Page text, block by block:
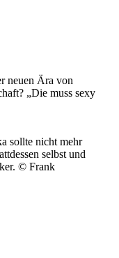
neuen Ära von
„Die muss sexy
sollte nicht mehr
selbst und
© Frank